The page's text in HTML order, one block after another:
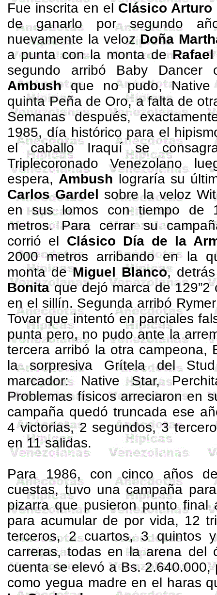
Fue inscrita en el Clásico Arturo
de ganarlo por segundo
nuevamente la velozDoña
a punta con la monta de
segundo arribó Baby Dancer
Ambushque no pudo,Native
quinta Peña de Oro, a falta de
Semanas después,
1985, día histórico para el
el caballo Iraquí se
Triplecoronado Venezolano
espera,Ambush lograría su
Carlos Gardel sobre la veloz
en sus lomos con tiempo de
metros. Para cerrar su
corrió el Clásico Día de la
2000 metros arribando en la
monta deMiguel Blanco,
Bonitaque dejó marca de
en el sillín. Segunda arribó Rymer
Tovar que intentó en parciales
punta pero, no pudo ante la
tercera arribó la otra campeona,
la sorpresiva Grítela del Stud
marcador: Native Star,
Problemas físicos arreciaron en
campaña quedó truncada ese
4 victorias, 2 segundos, 3
en 11 salidas.
Para 1986, con cinco años
cuestas, tuvo una campaña
pizarra que pusieron punto final
para acumular de por vida, 12
terceros, 2 cuartos, 3 quintos
carreras, todas en la arena del
cuenta se elevó a Bs. 2.640.000,
como yegua madre en el haras